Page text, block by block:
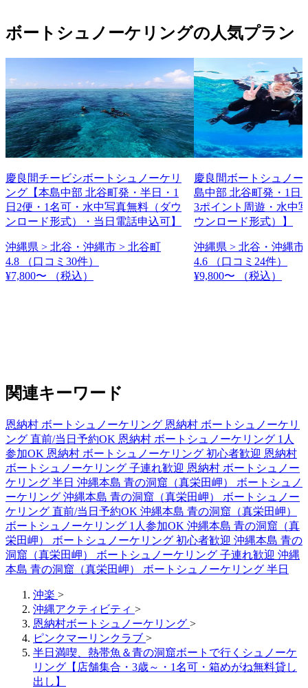
ボートシュノーケリングの人気プラン
慶良間チービシボートシュノーケリ
ング【本島中部 北谷町発・半日・1
日2便・1名可・水中写真無料（ダウ
ンロード形式）・当日電話申込可】
沖縄県 > 北谷・沖縄市 > 北谷町
4.8
（口コミ30件）
¥7,800〜
（税込）
慶良間ボートシュノー
島中部 北谷町発・1日
3ポイント周遊・水中
ウンロード形式）】
沖縄県 > 北谷・沖縄市
4.6
（口コミ24件）
¥9,800〜
（税込）
関連キーワード
恩納村 ボートシュノーケリング 恩納村 ボートシュノーケリ
ング 直前/当日予約OK 恩納村 ボートシュノーケリング 1人
参加OK 恩納村 ボートシュノーケリング 初心者歓迎 恩納村
ボートシュノーケリング 子連れ歓迎 恩納村 ボートシュノー
ケリング 半日 沖縄本島 青の洞窟（真栄田岬） ボートシュノ
ーケリング 沖縄本島 青の洞窟（真栄田岬） ボートシュノー
ケリング 直前/当日予約OK 沖縄本島 青の洞窟（真栄田岬）
ボートシュノーケリング 1人参加OK 沖縄本島 青の洞窟（真
栄田岬） ボートシュノーケリング 初心者歓迎 沖縄本島 青の
洞窟（真栄田岬） ボートシュノーケリング 子連れ歓迎 沖縄
本島 青の洞窟（真栄田岬） ボートシュノーケリング 半日
沖楽 >
沖縄アクティビティ >
恩納村ボートシュノーケリング >
ピンクマーリンクラブ >
半日満喫、熱帯魚＆青の洞窟ボートで行くシュノーケ
リング【店舗集合・3歳～・1名可・箱めがね無料貸し
出し】